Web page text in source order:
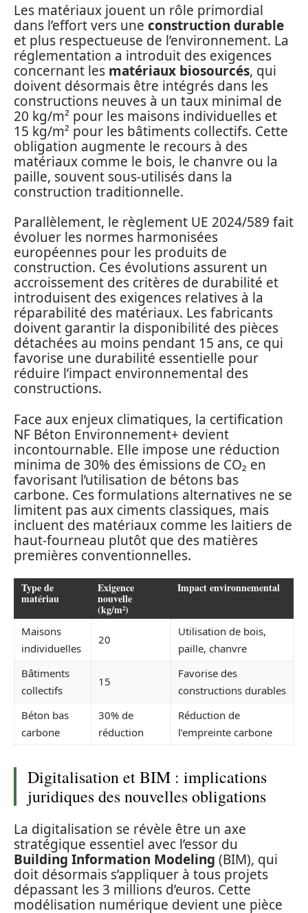
Les matériaux jouent un rôle primordial
dans l’effort vers une construction durable
et plus respectueuse de l’environnement. La
réglementation a introduit des exigences
concernant les matériaux biosourcés, qui
doivent désormais être intégrés dans les
constructions neuves à un taux minimal de
20 kg/m² pour les maisons individuelles et
15 kg/m² pour les bâtiments collectifs. Cette
obligation augmente le recours à des
matériaux comme le bois, le chanvre ou la
paille, souvent sous-utilisés dans la
construction traditionnelle.
Parallèlement, le règlement UE 2024/589 fait
évoluer les normes harmonisées
européennes pour les produits de
construction. Ces évolutions assurent un
accroissement des critères de durabilité et
introduisent des exigences relatives à la
réparabilité des matériaux. Les fabricants
doivent garantir la disponibilité des pièces
détachées au moins pendant 15 ans, ce qui
favorise une durabilité essentielle pour
réduire l’impact environnemental des
constructions.
Face aux enjeux climatiques, la certification
NF Béton Environnement+ devient
incontournable. Elle impose une réduction
minima de 30% des émissions de CO₂ en
favorisant l’utilisation de bétons bas
carbone. Ces formulations alternatives ne se
limitent pas aux ciments classiques, mais
incluent des matériaux comme les laitiers de
haut-fourneau plutôt que des matières
premières conventionnelles.
Type de
matériau
Exigence
nouvelle
(kg/m²)
Impact environnemental
Maisons
individuelles
20
Utilisation de bois,
paille, chanvre
Bâtiments
collectifs
15
Favorise des
constructions durables
Béton bas
carbone
30% de
réduction
Réduction de
l’empreinte carbone
Digitalisation et BIM : implications
juridiques des nouvelles obligations
La digitalisation se révèle être un axe
stratégique essentiel avec l’essor du
Building Information Modeling (BIM), qui
doit désormais s’appliquer à tous projets
dépassant les 3 millions d’euros. Cette
modélisation numérique devient une pièce